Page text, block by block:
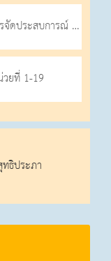
ปฐมวัย อนุบาลปีที่ 1-3
ยที่ 1-19
ธิประภา